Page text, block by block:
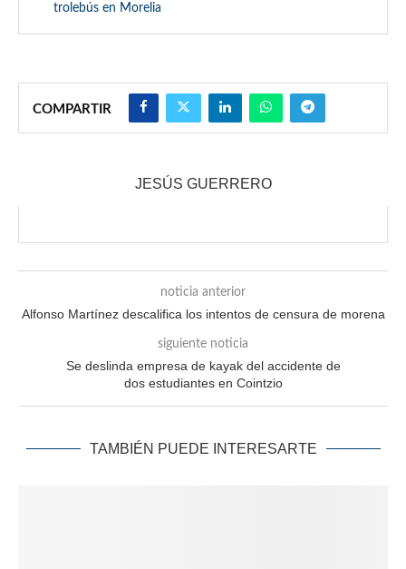
trolebús en Morelia
COMPARTIR
JESÚS GUERRERO
noticia anterior
Alfonso Martínez descalifica los intentos de censura de morena
siguiente noticia
Se deslinda empresa de kayak del accidente de
dos estudiantes en Cointzio
TAMBIÉN PUEDE INTERESARTE